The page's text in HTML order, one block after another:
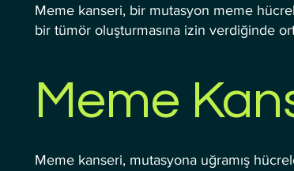
Meme kanseri, bir mutasyon meme
bir tümör oluşturmasına izin verdiğinde
Meme kanseri, mutasyona uğramış
Meme